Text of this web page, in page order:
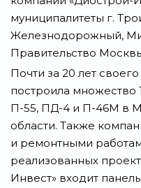
муниципалитеты г.
Железнодорожный,
Правительство
Почти за 20 лет
построила множество
П-55, ПД-4 и П-46М в
области. Также
и ремонтными
реализованных
Инвест» входит